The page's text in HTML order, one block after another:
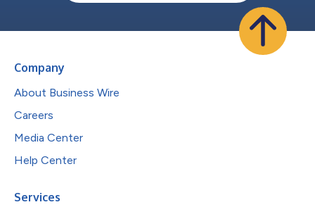
Company
About Business Wire
Careers
Media Center
Help Center
Services